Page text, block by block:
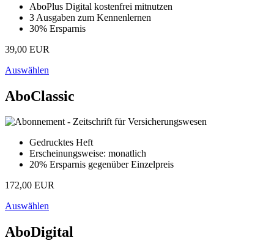
AboPlus Digital kostenfrei mitnutzen
3 Ausgaben zum Kennenlernen
30% Ersparnis
39,00 EUR
Auswählen
AboClassic
Gedrucktes Heft
Erscheinungsweise: monatlich
20% Ersparnis gegenüber Einzelpreis
172,00 EUR
Auswählen
AboDigital